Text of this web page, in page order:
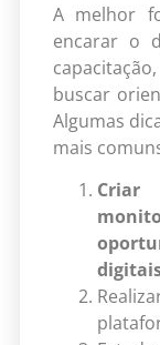
A melhor
encarar o
buscar
Algumas
mais